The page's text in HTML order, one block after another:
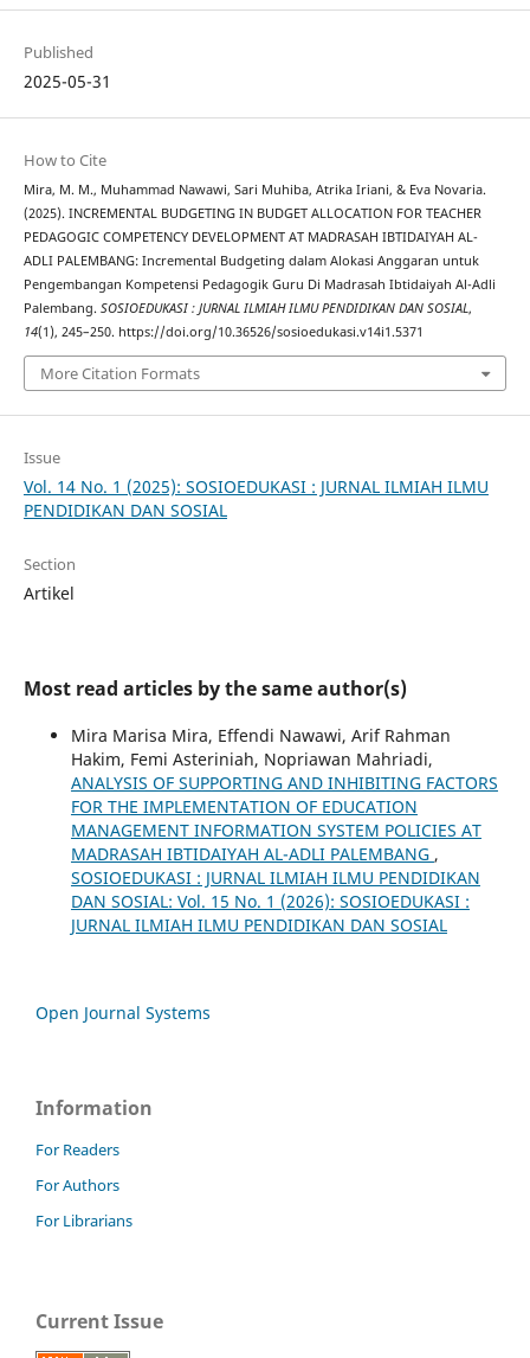
Published
2025-05-31
How to Cite
Mira, M. M., Muhammad Nawawi, Sari Muhiba, Atrika Iriani, & Eva Novaria.
(2025). INCREMENTAL BUDGETING IN BUDGET ALLOCATION FOR TEACHER
PEDAGOGIC COMPETENCY DEVELOPMENT AT MADRASAH IBTIDAIYAH AL-
ADLI PALEMBANG: Incremental Budgeting dalam Alokasi Anggaran untuk
Pengembangan Kompetensi Pedagogik Guru Di Madrasah Ibtidaiyah Al-Adli
Palembang. SOSIOEDUKASI : JURNAL ILMIAH ILMU PENDIDIKAN DAN SOSIAL,
14(1), 245–250. https://doi.org/10.36526/sosioedukasi.v14i1.5371
More Citation Formats
Issue
Vol. 14 No. 1 (2025): SOSIOEDUKASI : JURNAL ILMIAH ILMU
PENDIDIKAN DAN SOSIAL
Section
Artikel
Most read articles by the same author(s)
Mira Marisa Mira, Effendi Nawawi, Arif Rahman
Hakim, Femi Asteriniah, Nopriawan Mahriadi,
ANALYSIS OF SUPPORTING AND INHIBITING FACTORS
FOR THE IMPLEMENTATION OF EDUCATION
MANAGEMENT INFORMATION SYSTEM POLICIES AT
MADRASAH IBTIDAIYAH AL-ADLI PALEMBANG ,
SOSIOEDUKASI : JURNAL ILMIAH ILMU PENDIDIKAN
DAN SOSIAL: Vol. 15 No. 1 (2026): SOSIOEDUKASI :
JURNAL ILMIAH ILMU PENDIDIKAN DAN SOSIAL
Open Journal Systems
Information
For Readers
For Authors
For Librarians
Current Issue